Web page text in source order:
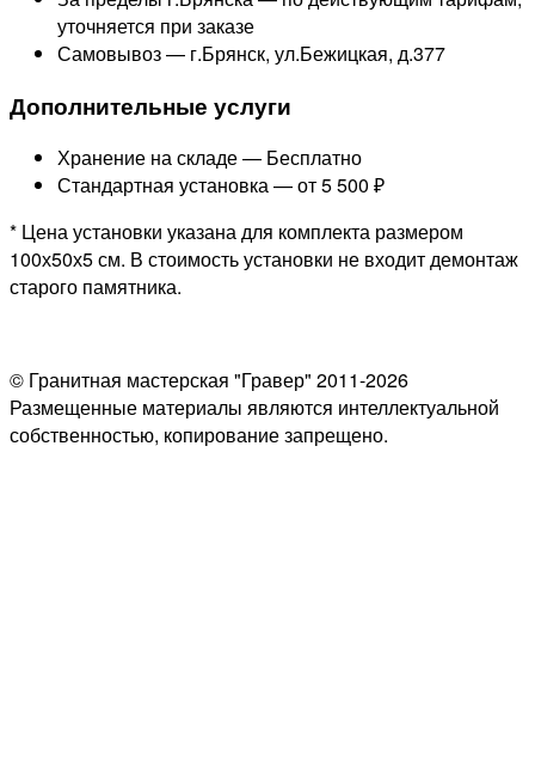
уточняется при заказе
Самовывоз — г.Брянск, ул.Бежицкая, д.377
Дополнительные услуги
Хранение на складе — Бесплатно
Стандартная установка —от 5 500 ₽
* Цена установки указана для комплекта размером
100х50х5 см. В стоимость установки не входит демонтаж
старого памятника.
© Гранитная мастерская "Гравер" 2011-2026
Размещенные материалы являются интеллектуальной
собственностью, копирование запрещено.